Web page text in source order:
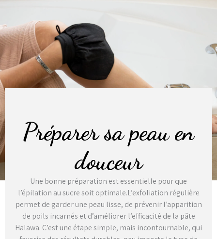
Préparer sa peau en
douceur
Une bonne préparation est essentielle pour que
l’épilation au sucre soit optimale.L’exfoliation régulière
permet de garder une peau lisse, de prévenir l’apparition
de poils incarnés et d’améliorer l’efficacité de la pâte
Halawa. C’est une étape simple, mais incontournable, qui